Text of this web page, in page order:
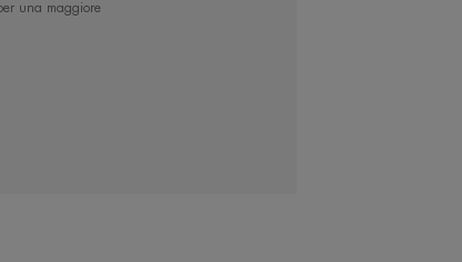
ESPERTO
una maggiore